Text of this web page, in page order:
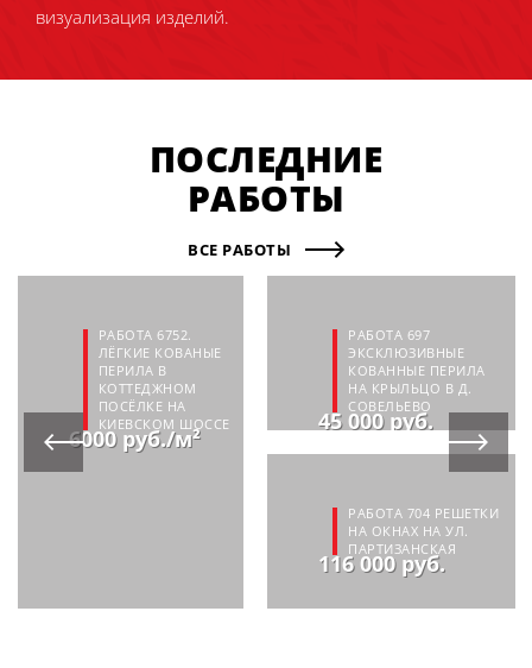
визуализация изделий.
ПОСЛЕДНИЕ
РАБОТЫ
ВСЕ РАБОТЫ
РАБОТА 6752.
ЛЁГКИЕ КОВАНЫЕ
ПЕРИЛА В
КОТТЕДЖНОМ
ПОСЁЛКЕ НА
КИЕВСКОМ ШОССЕ
6000 руб./м²
РАБОТА 697
ЭКСКЛЮЗИВНЫЕ
КОВАННЫЕ ПЕРИЛА
НА КРЫЛЬЦО В Д.
СОВЕЛЬЕВО
45 000 руб.
РАБОТА 704 РЕШЕТКИ
НА ОКНАХ НА УЛ.
ПАРТИЗАНСКАЯ
116 000 руб.